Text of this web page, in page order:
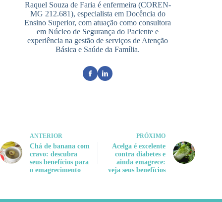
Raquel Souza de Faria é enfermeira (COREN-
MG 212.681), especialista em Docência do
Ensino Superior, com atuação como consultora
em Núcleo de Segurança do Paciente e
experiência na gestão de serviços de Atenção
Básica e Saúde da Família.
ANTERIOR
Chá de banana com
cravo: descubra
seus benefícios para
o emagrecimento
PRÓXIMO
Acelga é excelente
contra diabetes e
ainda emagrece:
veja seus benefícios